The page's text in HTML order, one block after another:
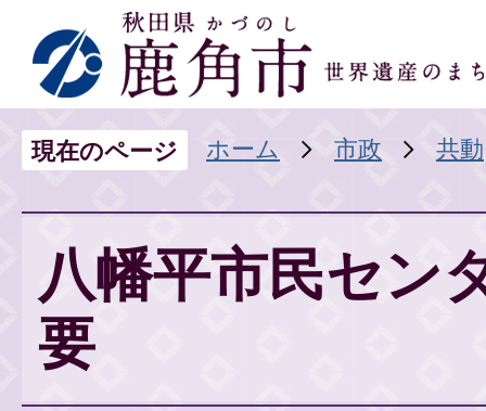
現在のページ ホーム 市政 共動
八幡平市民セン
要